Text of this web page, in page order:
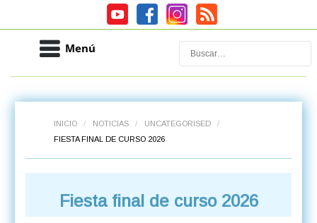
Menú Buscar
INICIO / NOTICIAS / UNCATEGORISED
/
FIESTA FINAL DE CURSO 2026
Fiesta final de curso 2026